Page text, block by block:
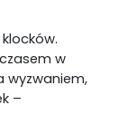
w
wyzwaniem,
–